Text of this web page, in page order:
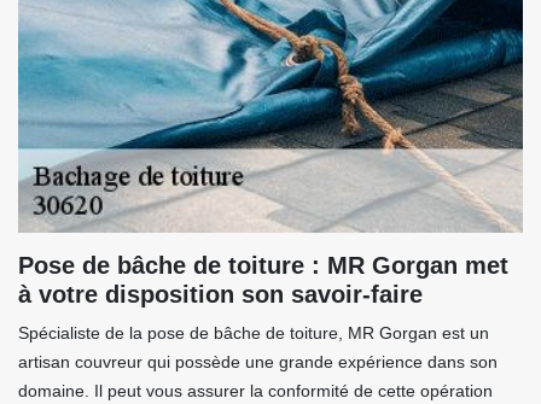
Pose de bâche de toiture : MR Gorgan met
à votre disposition son savoir-faire
Spécialiste de la pose de bâche de toiture, MR Gorgan est un
artisan couvreur qui possède une grande expérience dans son
domaine. Il peut vous assurer la conformité de cette opération